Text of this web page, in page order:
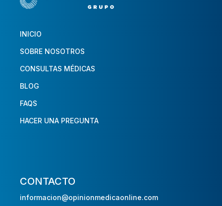
INICIO
SOBRE NOSOTROS
CONSULTAS MÉDICAS
BLOG
FAQS
HACER UNA PREGUNTA
CONTACTO
informacion@opinionmedicaonline.com